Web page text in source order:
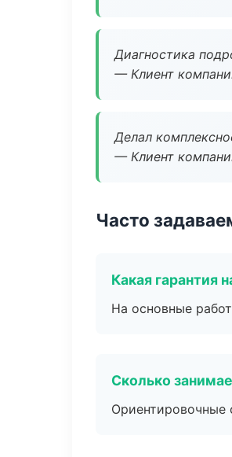
Диагностика
— Клиент
Делал
— Клиент
Часто
Какая гарантия
На основные
Сколько
Ориентировочные